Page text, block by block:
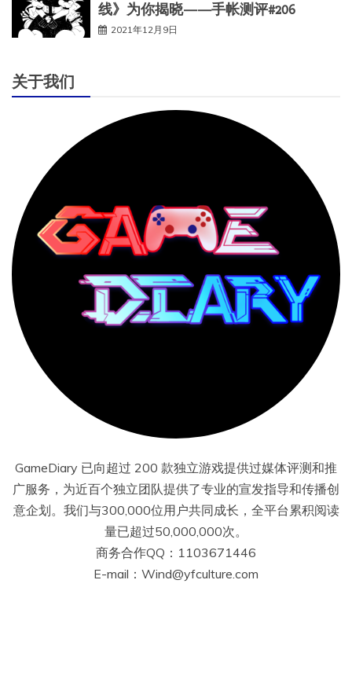
线》为你揭晓——手帐测评#206
2021年12月9日
关于我们
GameDiary 已向超过 200 款独立游戏提供过媒体评测和推
广服务，为近百个独立团队提供了专业的宣发指导和传播创
意企划。我们与300,000位用户共同成长，全平台累积阅读
量已超过50,000,000次。
商务合作QQ：1103671446
E-mail：Wind@yfculture.com